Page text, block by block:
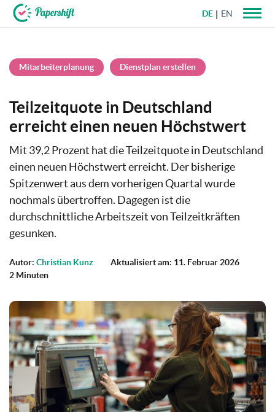
DE EN
Mitarbeiterplanung Dienstplan erstellen
Teilzeitquote in Deutschland
erreicht einen neuen Höchstwert
Mit 39,2 Prozent hat die Teilzeitquote in Deutschland
einen neuen Höchstwert erreicht. Der bisherige
Spitzenwert aus dem vorherigen Quartal wurde
nochmals übertroffen. Dagegen ist die
durchschnittliche Arbeitszeit von Teilzeitkräften
gesunken.
Autor: Christian Kunz
Aktualisiert am: 11. Februar 2026
2 Minuten